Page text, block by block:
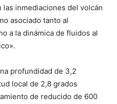
inmediaciones del volcán
asociado tanto al
a la dinámica de fluidos al
profundidad de 3,2
local de 2,8 grados
de reducido de 600